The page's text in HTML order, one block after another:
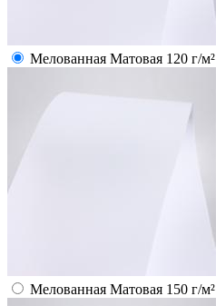
Мелованная Матовая 120 г/м²
Мелованная Матовая 150 г/м²